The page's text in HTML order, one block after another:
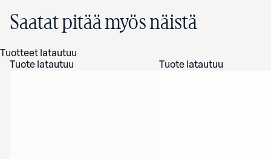
Saatat pitää myös näistä
Tuotteet latautuu
Tuote latautuu
Tuote latautuu